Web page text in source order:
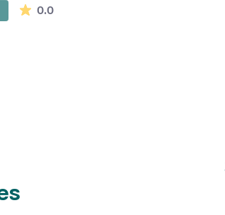
0.0La valoración media es de 0 estrellas